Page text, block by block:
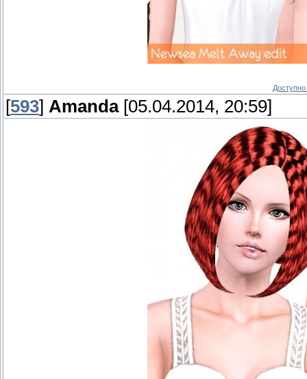
[593] Amanda[05.04.2014, 20:59]